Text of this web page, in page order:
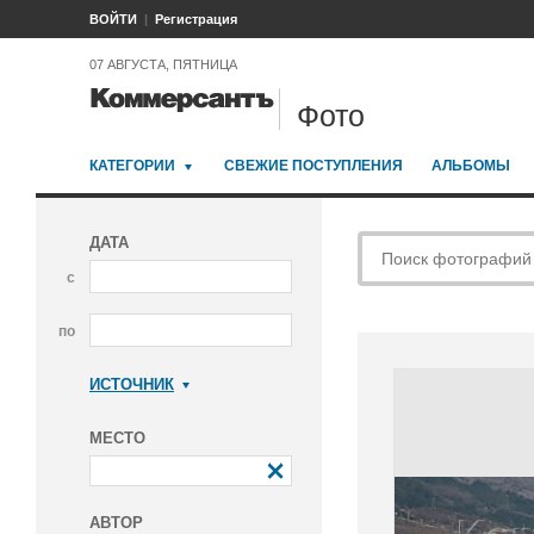
ВОЙТИ Регистрация
07 АВГУСТА, ПЯТНИЦА
Фото
КАТЕГОРИИ СВЕЖИЕ ПОСТУПЛЕНИЯ АЛЬБОМЫ
ДАТА
с
по
ИСТОЧНИК
МЕСТО
АВТОР